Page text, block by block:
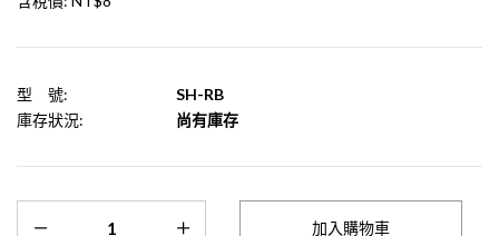
型 號:
SH-RB
庫存狀況:
尚有庫存